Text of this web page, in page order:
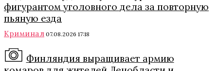
фигурантом уголовного дела за повторную
пьяную езда
Криминал 07.08.2026 17:18
Финляндия выращивает армию